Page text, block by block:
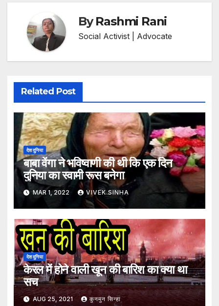
ByRashmi Rani
Social Activist | Advocate
Related Post
देश दुनिया
बाबा वेंगा ने भविष्वाणी की थी कि एक दिन
दुनिया का स्वामी रूस बनेगा
MAR 1, 2022 VIVEK SINHA
देश दुनिया
केरल में होने वाली खून की बारिश का क्या था
सच
AUG 25, 2021 कुनमुन सिन्हा